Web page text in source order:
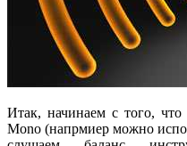
Итак, начинаем с того,
Mono (напрмиер можно